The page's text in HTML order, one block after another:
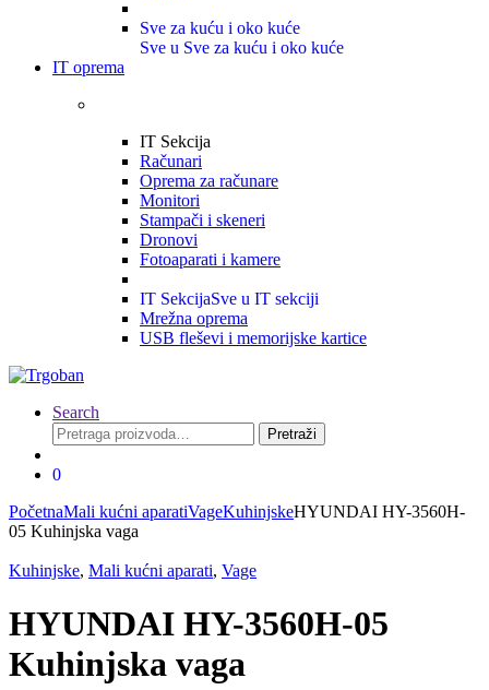
Sve za kuću i oko kuće
Sve u Sve za kuću i oko kuće
IT oprema
IT Sekcija
Računari
Oprema za računare
Monitori
Stampači i skeneri
Dronovi
Fotoaparati i kamere
IT SekcijaSve u IT sekciji
Mrežna oprema
USB fleševi i memorijske kartice
Search
Pretraga
za:
Pretraži
0
PočetnaMali kućni aparatiVageKuhinjskeHYUNDAI HY-3560H-
05 Kuhinjska vaga
Kuhinjske, Mali kućni aparati, Vage
HYUNDAI HY-3560H-05
Kuhinjska vaga